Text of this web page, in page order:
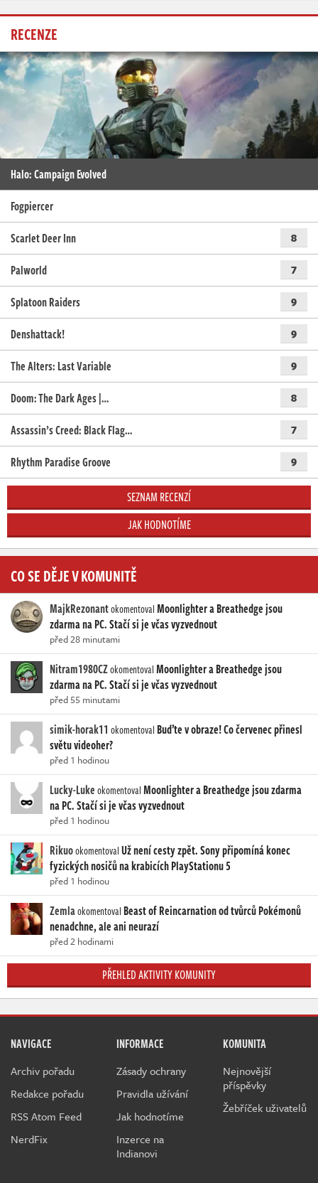
RECENZE
Halo: Campaign Evolved
Fogpiercer
Scarlet Deer Inn
8
Palworld 7
Splatoon Raiders 9
Denshattack! 9
The Alters: Last Variable 9
Doom: The Dark Ages |… 8
Assassin’s Creed: Black Flag… 7
Rhythm Paradise Groove 9
SEZNAM RECENZÍ
JAK HODNOTÍME
CO SE DĚJE V KOMUNITĚ
MajkRezonantokomentovalMoonlighter a Breathedge jsou
zdarma na PC. Stačí si je včas vyzvednout
před 28 minutami
Nitram1980CZokomentovalMoonlighter a Breathedge jsou
zdarma na PC. Stačí si je včas vyzvednout
před 55 minutami
simik-horak11 okomentoval Buďte v obraze! Co červenec přinesl
světu videoher?
před 1 hodinou
Lucky-LukeokomentovalMoonlighter a Breathedge jsou zdarma
na PC. Stačí si je včas vyzvednout
před 1 hodinou
RikuookomentovalUž není cesty zpět. Sony připomíná konec
fyzických nosičů na krabicích PlayStationu 5
před 1 hodinou
Zemlaokomentoval Beast of Reincarnation od tvůrců Pokémonů
nenadchne, ale ani neurazí
před 2 hodinami
PŘEHLED AKTIVITY KOMUNITY
NAVIGACE
Archiv pořadu
Redakce pořadu
RSS Atom Feed
NerdFix
INFORMACE
Zásady ochrany
Pravidla užívání
Jak hodnotíme
Inzerce na
Indianovi
KOMUNITA
Nejnovější
příspěvky
Žebříček uživatelů